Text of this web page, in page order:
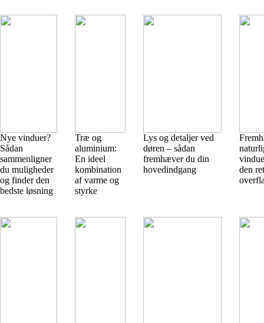
Nye vinduer?
Sådan
sammenligner
du muligheder
og finder den
bedste løsning
Træ og
aluminium:
En ideel
kombination
af varme og
styrke
Lys og detaljer ved
døren – sådan
fremhæver du din
hovedindgang
den